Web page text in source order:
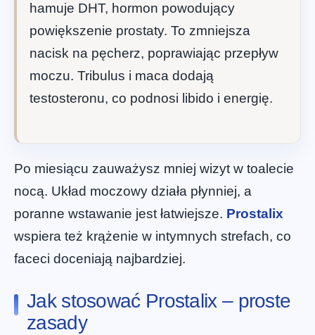
hamuje DHT, hormon powodujący
powiększenie prostaty. To zmniejsza
nacisk na pęcherz, poprawiając przepływ
moczu. Tribulus i maca dodają
testosteronu, co podnosi libido i energię.
Po miesiącu zauważysz mniej wizyt w toalecie
nocą. Układ moczowy działa płynniej, a
poranne wstawanie jest łatwiejsze. Prostalix
wspiera też krążenie w intymnych strefach, co
faceci doceniają najbardziej.
Jak stosować Prostalix – proste
zasady